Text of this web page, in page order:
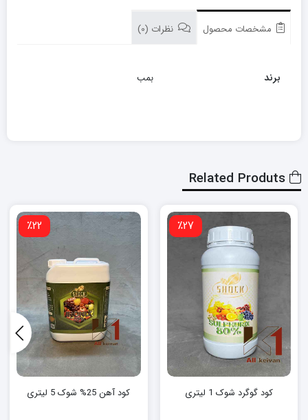
20
بمب
مشخصات محصول نظرات (0)
برند بمب
٪27
کود گوگرد شوک 1 لیتری
٪22
کود آهن 25% شوک 5 لیتری